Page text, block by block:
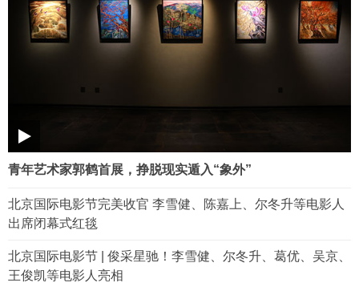
青年艺术家郭鹤首展，挣脱现实遁入“象外”
北京国际电影节完美收官 李雪健、陈嘉上、尔冬升等电影人
出席闭幕式红毯
北京国际电影节 | 俊采星驰！李雪健、尔冬升、葛优、吴京、
王俊凯等电影人亮相